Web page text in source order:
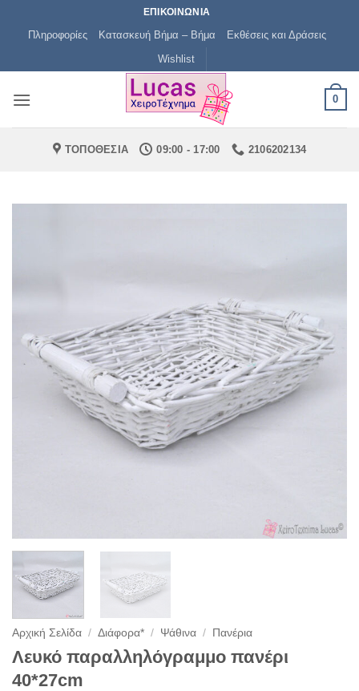
ΕΠΙΚΟΙΝΩΝΙΑ
Πληροφορίες Κατασκευή Βήμα – Βήμα
Εκθέσεις και Δράσεις
Wishlist
0
ΤΟΠΟΘΕΣΙΑ 09:00 - 17:00 2106202134
Αρχική Σελίδα / Διάφορα* / Ψάθινα / Πανέρια
Λευκό παραλληλόγραμμο πανέρι
40*27cm